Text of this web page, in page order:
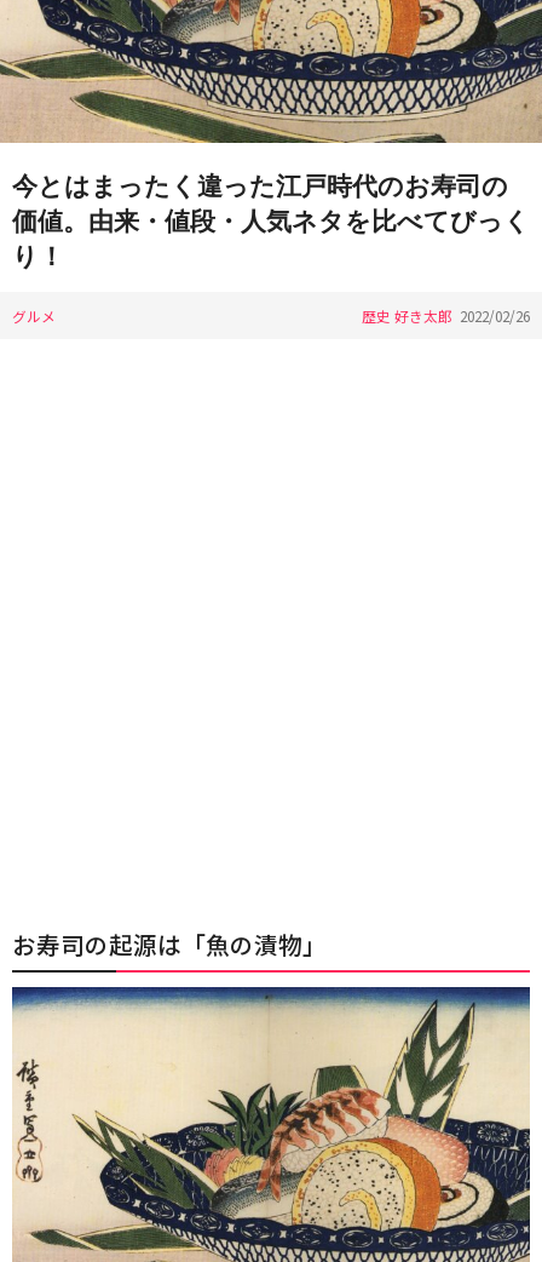
今とはまったく違った江戸時代のお寿司の
価値。由来・値段・人気ネタを比べてびっく
り！
グルメ 歴史 好き太郎 2022/02/26
お寿司の起源は「魚の漬物」